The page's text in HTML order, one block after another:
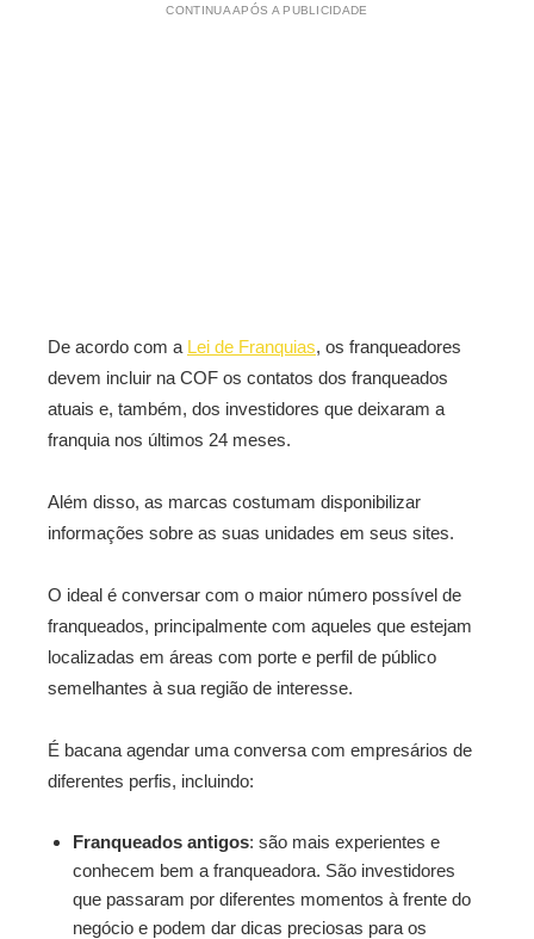
CONTINUA APÓS A PUBLICIDADE
De acordo com a Lei de Franquias, os franqueadores
devem incluir na COF os contatos dos franqueados
atuais e, também, dos investidores que deixaram a
franquia nos últimos 24 meses.
Além disso, as marcas costumam disponibilizar
informações sobre as suas unidades em seus sites.
O ideal é conversar com o maior número possível de
franqueados, principalmente com aqueles que estejam
localizadas em áreas com porte e perfil de público
semelhantes à sua região de interesse.
É bacana agendar uma conversa com empresários de
diferentes perfis, incluindo:
Franqueados antigos: são mais experientes e
conhecem bem a franqueadora. São investidores
que passaram por diferentes momentos à frente do
negócio e podem dar dicas preciosas para os